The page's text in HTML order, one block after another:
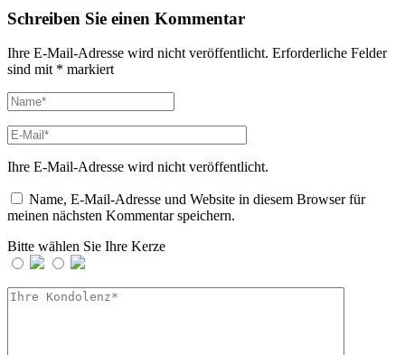
Schreiben Sie einen Kommentar
Ihre E-Mail-Adresse wird nicht veröffentlicht. Erforderliche Felder
sind mit * markiert
Ihre E-Mail-Adresse wird nicht veröffentlicht.
Name, E-Mail-Adresse und Website in diesem Browser für
meinen nächsten Kommentar speichern.
Bitte wählen Sie Ihre Kerze